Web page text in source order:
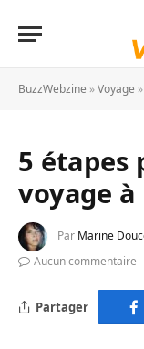
BuzzWebzine »Voyage »
5 étapes
voyage à
Par Marine
Aucun commentaire
Partager